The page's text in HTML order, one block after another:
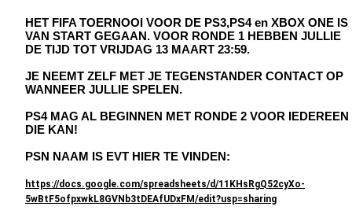
HET FIFA TOERNOOI VOOR DE PS3,PS4 en XBOX ONE IS
VAN START GEGAAN. VOOR RONDE 1 HEBBEN JULLIE
DE TIJD TOT VRIJDAG 13 MAART 23:59.
JE NEEMT ZELF MET JE TEGENSTANDER CONTACT OP
WANNEER JULLIE SPELEN.
PS4 MAG AL BEGINNEN MET RONDE 2 VOOR IEDEREEN
DIE KAN!
PSN NAAM IS EVT HIER TE VINDEN:
https://docs.google.com/spreadsheets/d/11KHsRgQ52cyXo-
5wBtF5ofpxwkL8GVNb3tDEAfUDxFM/edit?usp=sharing